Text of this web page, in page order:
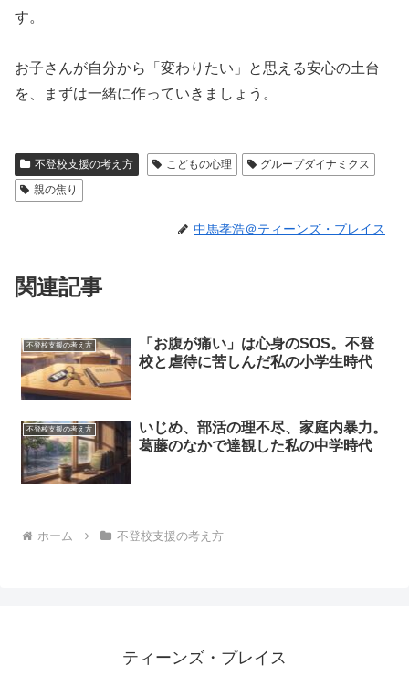
す。
お子さんが自分から「変わりたい」と思える安心の土台
を、まずは一緒に作っていきましょう。
不登校支援の考え方 こどもの心理
グループダイナミクス
親の焦り
中馬孝浩＠ティーンズ・プレイス
関連記事
不登校支援の考え方
「お腹が痛い」は心身のSOS。不登
校と虐待に苦しんだ私の小学生時代
不登校支援の考え方
いじめ、部活の理不尽、家庭内暴力。
葛藤のなかで達観した私の中学時代
ホーム 不登校支援の考え方
ティーンズ・プレイス